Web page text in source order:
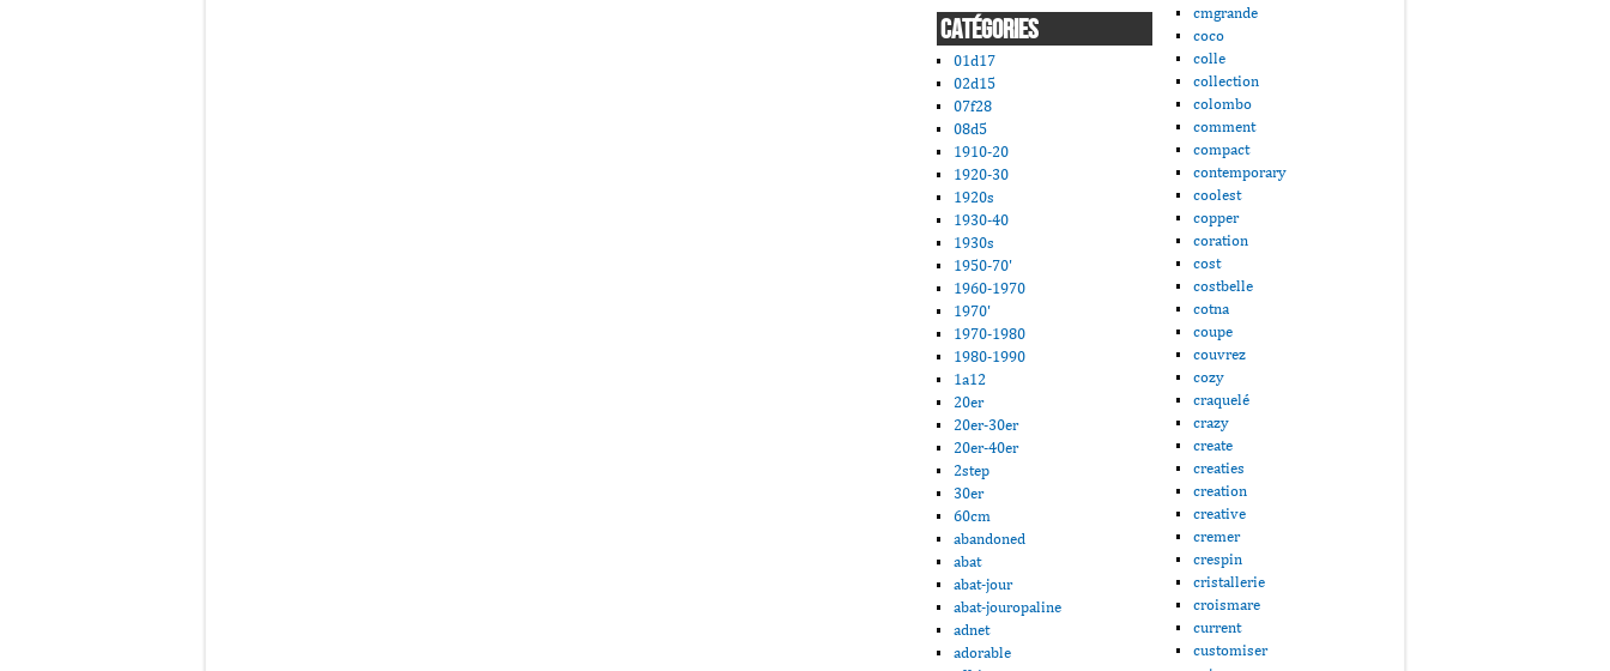
CATÉGORIES
01d17
02d15
07f28
08d5
1910-20
1920-30
1920s
1930-40
1930s
1950-70'
1960-1970
1970'
1970-1980
1980-1990
1a12
20er
20er-30er
20er-40er
2step
30er
60cm
abandoned
abat
abat-jour
abat-jouropaline
adnet
adorable
cmgrande
coco
colle
collection
colombo
comment
compact
contemporary
coolest
copper
coration
cost
costbelle
cotna
coupe
couvrez
cozy
craquelé
crazy
create
creaties
creation
creative
cremer
crespin
cristallerie
croismare
current
customiser